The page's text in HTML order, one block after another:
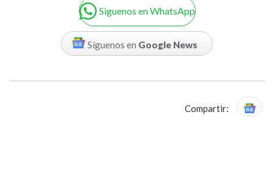
Siguenos en WhatsApp
Síguenos en Google News
Compartir: